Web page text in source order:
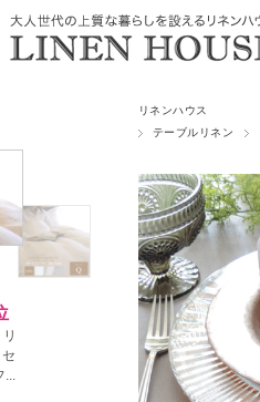
リネンハウス
テーブルリネン